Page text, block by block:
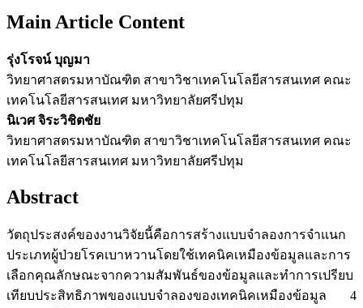
Main Article Content
รุ่งโรจน์ บุญมา
วิทยาศาสตรมหาบัณฑิต สาขาวิชาเทคโนโลยีสารสนเทศ คณะ
เทคโนโลยีสารสนเทศ มหาวิทยาลัยศรีปทุม
นิเวศ จิระวิชิตชัย
วิทยาศาสตรมหาบัณฑิต สาขาวิชาเทคโนโลยีสารสนเทศ คณะ
เทคโนโลยีสารสนเทศ มหาวิทยาลัยศรีปทุม
Abstract
วัตถุประสงค์ของงานวิจัยนี้คือการสร้างแบบจำลองการจำแนก
ประเภทผู้ป่วยโรคเบาหวานโดยใช้เทคนิคเหมืองข้อมูลและการ
เลือกคุณลักษณะจากความสัมพันธ์ของข้อมูลและทำการเปรียบ
เทียบประสิทธิภาพของแบบจำลองของเทคนิคเหมืองข้อมูล 4